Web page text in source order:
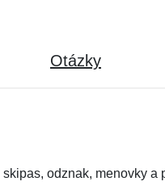
Otázky
odznak, menovky a